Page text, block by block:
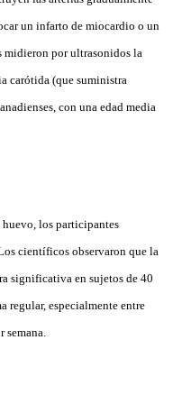
un infarto de miocardio o un
midieron por ultrasonidos la
carótida (que suministra
con una edad media
huevo, los participantes
científicos observaron que la
significativa en sujetos de 40
regular, especialmente entre